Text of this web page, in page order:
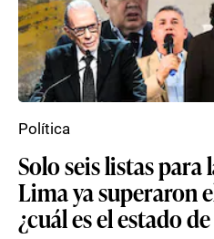
Solo seis listas para
Lima ya superaron
¿cuál es el estado
Política